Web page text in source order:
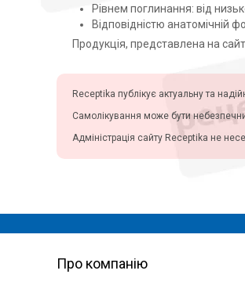
Рівнем поглинання: від
Відповідністю анатомічній
Продукція, представлена на
Receptika публікує актуальну та
Самолікування може бути
Адміністрація сайту Receptika не
Про компанію